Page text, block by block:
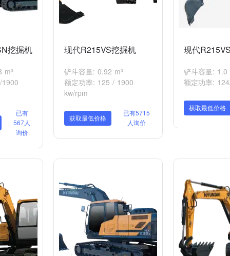
挖掘机
m³
已有
567人
询价
现代R215VS挖掘机
铲斗容量: 0.92 m³
额定功率: 125 / 1900
kw/rpm
获取最低价格
已有5715
人询价
现代
铲斗容量: 1.0
额定功率:
获取最低价格